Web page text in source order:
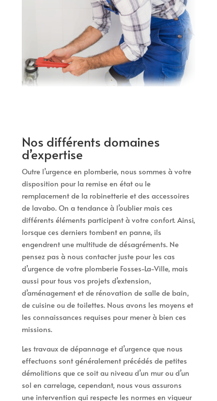
Nos différents domaines
d’expertise
Outre l’urgence en plomberie, nous sommes à votre
disposition pour la remise en état ou le
remplacement de la robinetterie et des accessoires
de lavabo. On a tendance à l’oublier mais ces
différents éléments participent à votre confort. Ainsi,
lorsque ces derniers tombent en panne, ils
engendrent une multitude de désagréments. Ne
pensez pas à nous contacter juste pour les cas
d’urgence de votre plomberie Fosses-La-Ville, mais
aussi pour tous vos projets d’extension,
d’aménagement et de rénovation de salle de bain,
de cuisine ou de toilettes. Nous avons les moyens et
les connaissances requises pour mener à bien ces
missions.
Les travaux de dépannage et d’urgence que nous
effectuons sont généralement précédés de petites
démolitions que ce soit au niveau d’un mur ou d’un
sol en carrelage, cependant, nous vous assurons
une intervention qui respecte les normes en vigueur